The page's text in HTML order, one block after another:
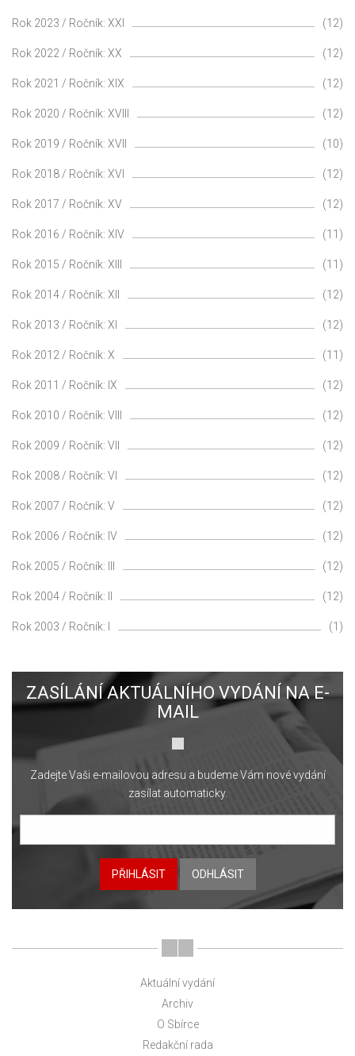
Rok 2023 / Ročník: XXI (12)
Rok 2022 / Ročník: XX (12)
Rok 2021 / Ročník: XIX (12)
Rok 2020 / Ročník: XVIII (12)
Rok 2019 / Ročník: XVII (10)
Rok 2018 / Ročník: XVI (12)
Rok 2017 / Ročník: XV (12)
Rok 2016 / Ročník: XIV (11)
Rok 2015 / Ročník: XIII (11)
Rok 2014 / Ročník: XII (12)
Rok 2013 / Ročník: XI (12)
Rok 2012 / Ročník: X (11)
Rok 2011 / Ročník: IX (12)
Rok 2010 / Ročník: VIII (12)
Rok 2009 / Ročník: VII (12)
Rok 2008 / Ročník: VI (12)
Rok 2007 / Ročník: V (12)
Rok 2006 / Ročník: IV (12)
Rok 2005 / Ročník: III (12)
Rok 2004 / Ročník: II (12)
Rok 2003 / Ročník: I (1)
ZASÍLÁNÍ AKTUÁLNÍHO VYDÁNÍ NA E-
MAIL
Zadejte Vaši e-mailovou adresu a budeme Vám nové vydání
zasílat automaticky.
PŘIHLÁSIT ODHLÁSIT
Aktuální vydání
Archiv
O Sbírce
Redakční rada